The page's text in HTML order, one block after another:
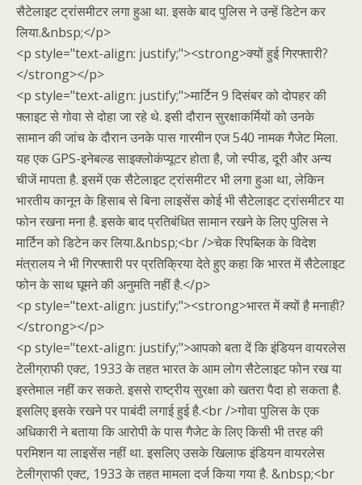
सैटेलाइट ट्रांसमीटर लगा हुआ था. इसके बाद पुलिस ने उन्हें डिटेन कर
लिया.&nbsp;</p>
<p style="text-align: justify;"><strong>क्यों हुई गिरफ्तारी?
</strong></p>
<p style="text-align: justify;">मार्टिन 9 दिसंबर को दोपहर की
फ्लाइट से गोवा से दोहा जा रहे थे. इसी दौरान सुरक्षाकर्मियों को उनके
सामान की जांच के दौरान उनके पास गारमीन एज 540 नामक गैजेट मिला.
यह एक GPS-इनेबल्ड साइक्लोकंप्यूटर होता है, जो स्पीड, दूरी और अन्य
चीजें मापता है. इसमें एक सैटेलाइट ट्रांसमीटर भी लगा हुआ था, लेकिन
भारतीय कानून के हिसाब से बिना लाइसेंस कोई भी सैटेलाइट ट्रांसमीटर या
फोन रखना मना है. इसके बाद प्रतिबंधित सामान रखने के लिए पुलिस ने
मार्टिन को डिटेन कर लिया.&nbsp;<br />चेक रिपब्लिक के विदेश
मंत्रालय ने भी गिरफ्तारी पर प्रतिक्रिया देते हुए कहा कि भारत में सैटेलाइट
फोन के साथ घूमने की अनुमति नहीं है.</p>
<p style="text-align: justify;"><strong>भारत में क्यों है मनाही?
</strong></p>
<p style="text-align: justify;">आपको बता दें कि इंडियन वायरलेस
टेलीग्राफी एक्ट, 1933 के तहत भारत के आम लोग सैटेलाइट फोन रख या
इस्तेमाल नहीं कर सकते. इससे राष्ट्रीय सुरक्षा को खतरा पैदा हो सकता है.
इसलिए इसके रखने पर पाबंदी लगाई हुई है.<br />गोवा पुलिस के एक
अधिकारी ने बताया कि आरोपी के पास गैजेट के लिए किसी भी तरह की
परमिशन या लाइसेंस नहीं था. इसलिए उसके खिलाफ इंडियन वायरलेस
टेलीग्राफी एक्ट, 1933 के तहत मामला दर्ज किया गया है. &nbsp;<br